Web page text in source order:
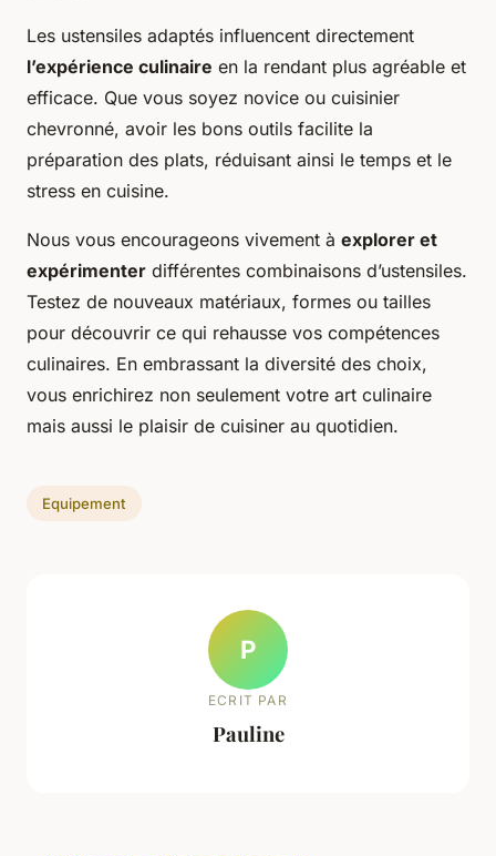
Les ustensiles adaptés influencent directement
l’expérience culinaire en la rendant plus agréable et
efficace. Que vous soyez novice ou cuisinier
chevronné, avoir les bons outils facilite la
préparation des plats, réduisant ainsi le temps et le
stress en cuisine.
Nous vous encourageons vivement à explorer et
expérimenter différentes combinaisons d’ustensiles.
Testez de nouveaux matériaux, formes ou tailles
pour découvrir ce qui rehausse vos compétences
culinaires. En embrassant la diversité des choix,
vous enrichirez non seulement votre art culinaire
mais aussi le plaisir de cuisiner au quotidien.
Equipement
P
ECRIT PAR
Pauline